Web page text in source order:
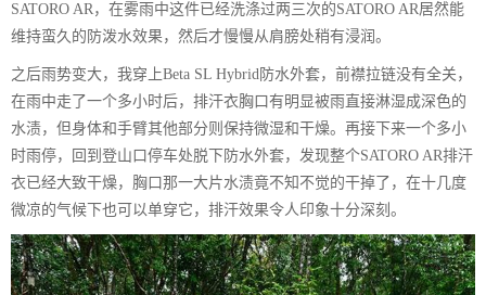
SATORO AR，在雾雨中这件已经洗涤过两三次的SATORO AR居然能
维持蛮久的防泼水效果，然后才慢慢从肩膀处稍有浸润。
之后雨势变大，我穿上Beta SL Hybrid防水外套，前襟拉链没有全关，
在雨中走了一个多小时后，排汗衣胸口有明显被雨直接淋湿成深色的
水渍，但身体和手臂其他部分则保持微湿和干燥。再接下来一个多小
时雨停，回到登山口停车处脱下防水外套，发现整个SATORO AR排汗
衣已经大致干燥，胸口那一大片水渍竟不知不觉的干掉了，在十几度
微凉的气候下也可以单穿它，排汗效果令人印象十分深刻。